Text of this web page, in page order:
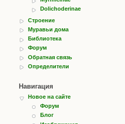
Dolichoderinae
Строение
Муравьи дома
Библиотека
Форум
Обратная связь
Определители
Навигация
Новое на сайте
Форум
Блог